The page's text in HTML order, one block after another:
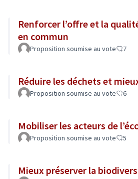
Renforcer l’offre et la
en commun
Proposition soumise au vote 7
Réduire les déchets et
Proposition soumise au vote 6
Mobiliser les acteurs de
Proposition soumise au vote 5
Mieux préserver la